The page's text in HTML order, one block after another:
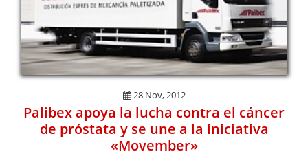
28 Nov, 2012
Palibex apoya la lucha contra el cáncer
de próstata y se une a la iniciativa
«Movember»